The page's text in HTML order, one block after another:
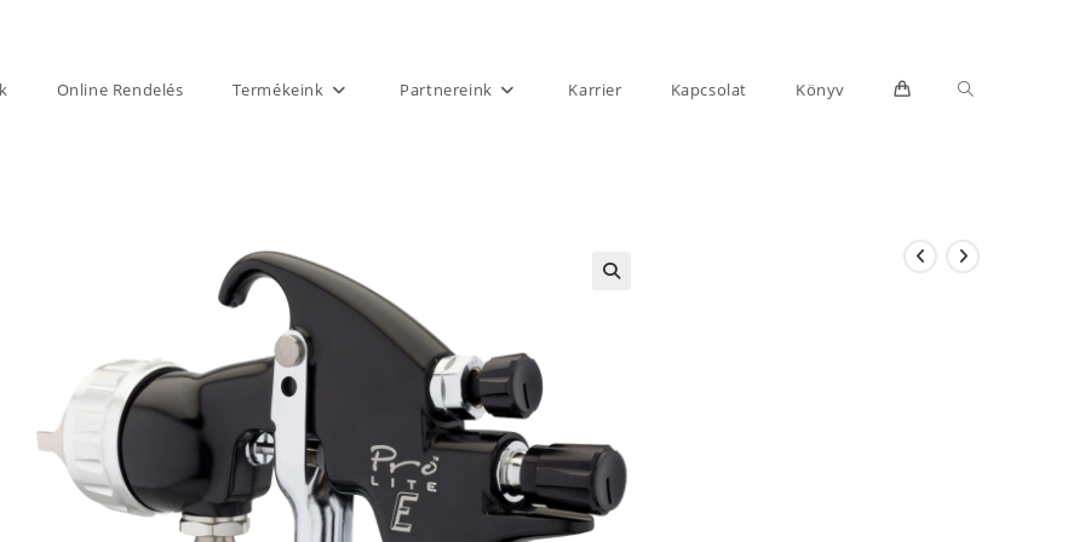
Online Rendelés Termékeink Partnereink Karrier Kapcsolat Könyv Toggle
website